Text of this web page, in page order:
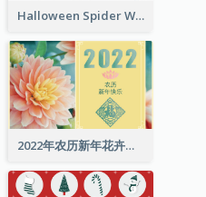
Halloween Spider Web Greeting Card
2022年农历新年花卉照片贺卡